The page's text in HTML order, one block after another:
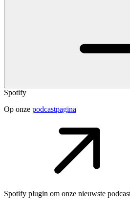
Spotify
Op onze podcastpagina
Spotify plugin om onze nieuwste